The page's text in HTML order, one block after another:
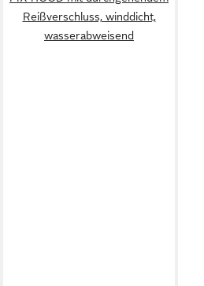
Reißverschluss, winddicht,
wasserabweisend